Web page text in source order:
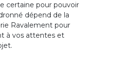
certaine pour pouvoir
dépend de la
Ravalement pour
à vos attentes et